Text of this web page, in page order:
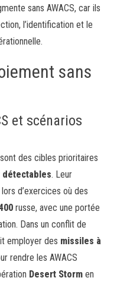
sans AWACS, car ils
l’identification et le
sans
et scénarios
des cibles prioritaires
détectables. Leur
d’exercices où des
russe, avec une portée
Dans un conflit de
employer des missiles à
rendre les AWACS
Desert Storm en